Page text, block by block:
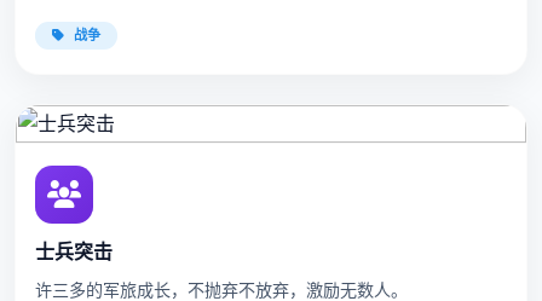
战争
士兵突击
许三多的军旅成长，不抛弃不放弃，激励无数人。